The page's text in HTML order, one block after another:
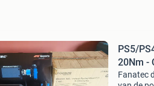
PS5/
20Nm -
Fanatec